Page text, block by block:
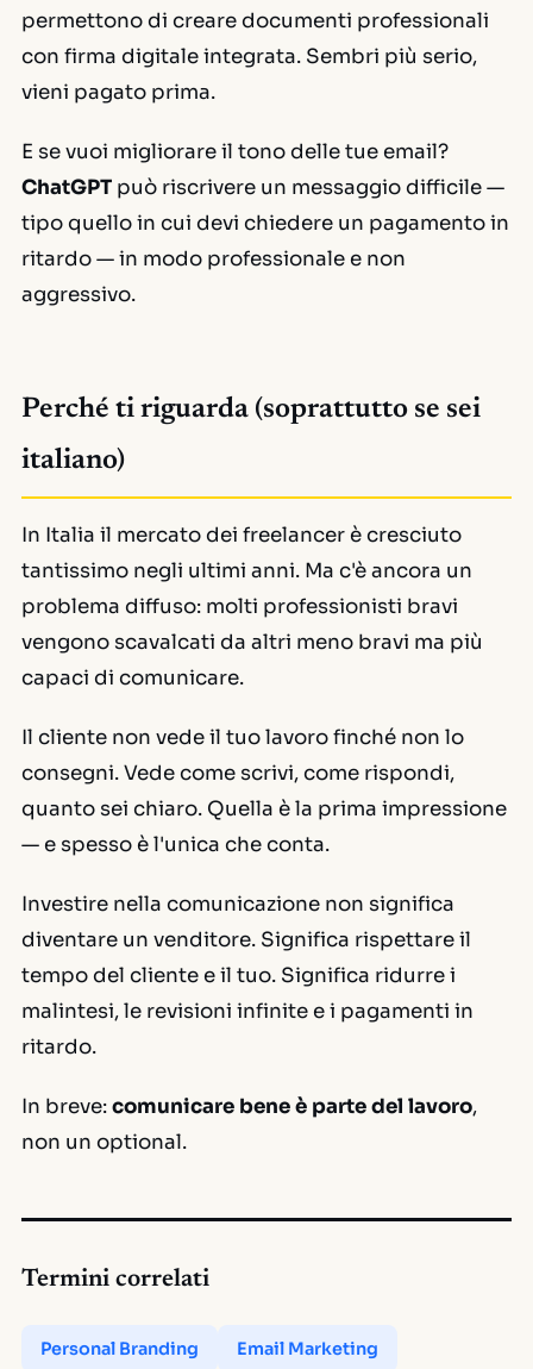
permettono di creare documenti professionali
con firma digitale integrata. Sembri più serio,
vieni pagato prima.
E se vuoi migliorare il tono delle tue email?
ChatGPT può riscrivere un messaggio difficile —
tipo quello in cui devi chiedere un pagamento in
ritardo — in modo professionale e non
aggressivo.
Perché ti riguarda (soprattutto se sei
italiano)
In Italia il mercato dei freelancer è cresciuto
tantissimo negli ultimi anni. Ma c'è ancora un
problema diffuso: molti professionisti bravi
vengono scavalcati da altri meno bravi ma più
capaci di comunicare.
Il cliente non vede il tuo lavoro finché non lo
consegni. Vede come scrivi, come rispondi,
quanto sei chiaro. Quella è la prima impressione
— e spesso è l'unica che conta.
Investire nella comunicazione non significa
diventare un venditore. Significa rispettare il
tempo del cliente e il tuo. Significa ridurre i
malintesi, le revisioni infinite e i pagamenti in
ritardo.
In breve:comunicare bene è parte del lavoro,
non un optional.
Termini correlati
Personal Branding Email Marketing